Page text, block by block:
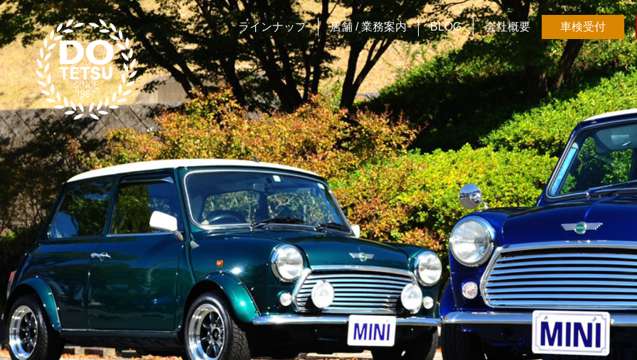
ラインナップ 店舗 / 業務案内 BLOG 会社概要 車検受付